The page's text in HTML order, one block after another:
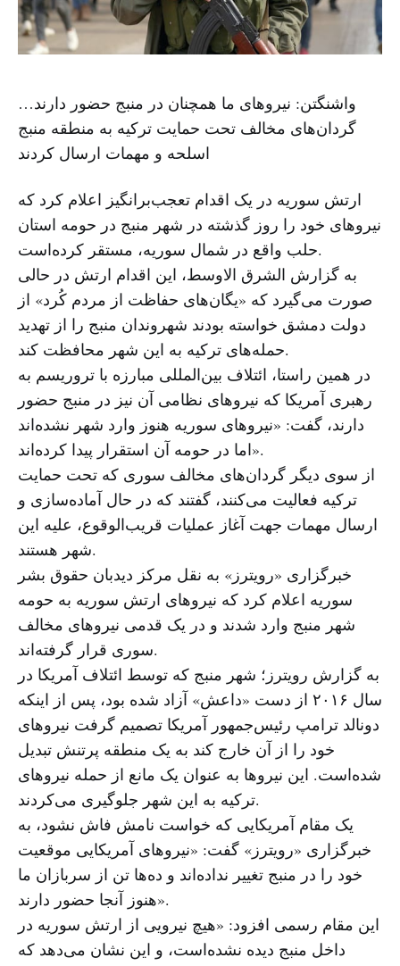
واشنگتن: نیروهای ما همچنان در منبج حضور دارند…
گردان‌های مخالف تحت حمایت ترکیه به منطقه منبج
اسلحه و مهمات ارسال کردند
ارتش سوریه در یک اقدام تعجب‌برانگیز اعلام کرد که
نیروهای خود را روز گذشته در شهر منبج در حومه استان
حلب واقع در شمال سوریه، مستقر کرده‌است.
به گزارش الشرق الاوسط، این اقدام ارتش در حالی
صورت می‌گیرد که «یگان‌های حفاظت از مردم کُرد» از
دولت دمشق خواسته بودند شهروندان منبج را از تهدید
حمله‌های ترکیه به این شهر محافظت کند.
در همین راستا، ائتلاف بین‌المللی مبارزه با تروریسم به
رهبری آمریکا که نیروهای نظامی آن نیز در منبج حضور
دارند، گفت: «نیروهای سوریه هنوز وارد شهر نشده‌اند
اما در حومه آن استقرار پیدا کرده‌اند».
از سوی دیگر گردان‌های مخالف سوری که تحت حمایت
ترکیه فعالیت می‌کنند، گفتند که در حال آماده‌سازی و
ارسال مهمات جهت آغاز عملیات قریب‌الوقوع، علیه این
شهر هستند.
خبرگزاری «رویترز» به نقل مرکز دیدبان حقوق بشر
سوریه اعلام کرد که نیروهای ارتش سوریه به حومه
شهر منبج وارد شدند و در یک قدمی نیروهای مخالف
سوری قرار گرفته‌اند.
به گزارش رویترز؛ شهر منبج که توسط ائتلاف آمریکا در
سال ۲۰۱۶ از دست «داعش» آزاد شده بود، پس از اینکه
دونالد ترامپ رئیس‌جمهور آمریکا تصمیم گرفت نیروهای
خود را از آن خارج کند به یک منطقه پرتنش تبدیل
شده‌است. این نیروها به عنوان یک مانع از حمله نیروهای
ترکیه به این شهر جلوگیری می‌کردند.
یک مقام آمریکایی که خواست نامش فاش نشود، به
خبرگزاری «رویترز» گفت: «نیروهای آمریکایی موقعیت
خود را در منبج تغییر نداده‌اند و ده‌ها تن از سربازان ما
هنوز آنجا حضور دارند».
این مقام رسمی افزود: «هیچ نیرویی از ارتش سوریه در
داخل منبج دیده نشده‌است، و این نشان می‌دهد که